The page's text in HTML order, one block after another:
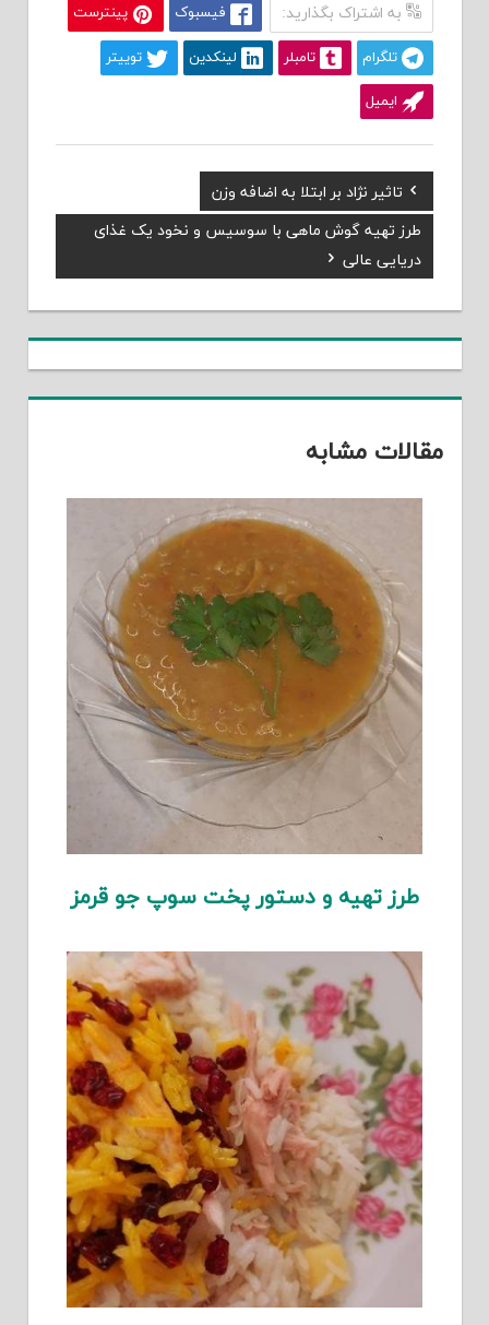
به اشتراک بگذارید: فیسبوک پینترست
تلگرام تامبلر لینکدین توییتر
ایمیل
راهبری
نوشته
Previous
Post:
تاثیر نژاد بر ابتلا به اضافه وزن
Next
Post:
طرز تهیه گوش ماهی با سوسیس و نخود یک غذای
دریایی عالی
مقالات مشابه
طرز تهیه و دستور پخت سوپ جو قرمز